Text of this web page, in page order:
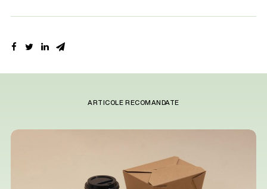
ARTICOLE RECOMANDATE